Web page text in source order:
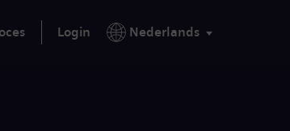
Login Nederlands